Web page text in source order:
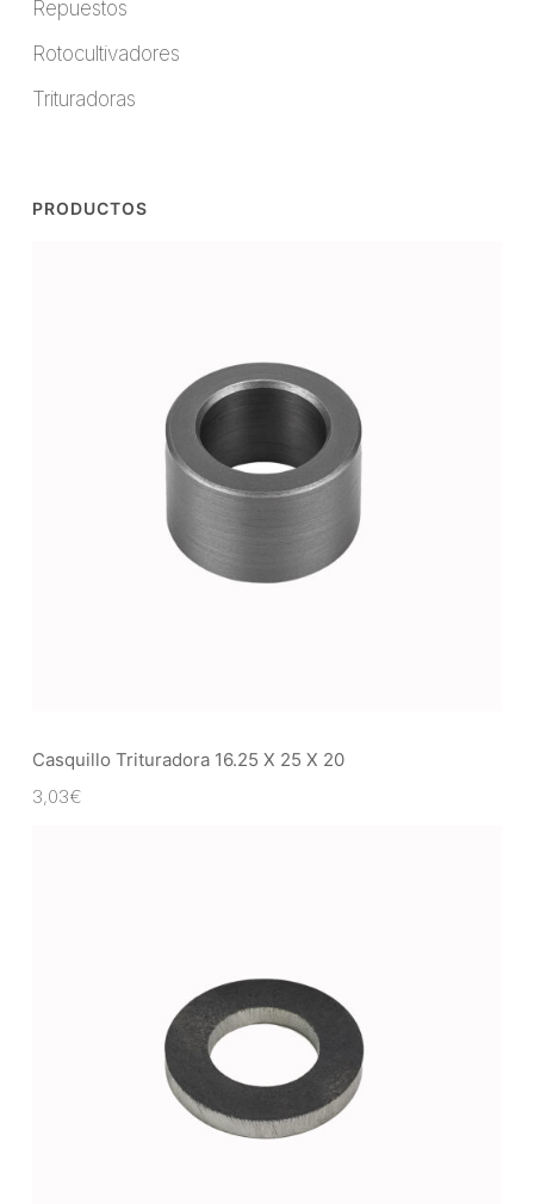
Repuestos
Rotocultivadores
Trituradoras
PRODUCTOS
Casquillo Trituradora 16.25 X 25 X 20
3,03€